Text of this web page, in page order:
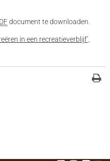
document te downloaden.
in een recreatieverblijf’,